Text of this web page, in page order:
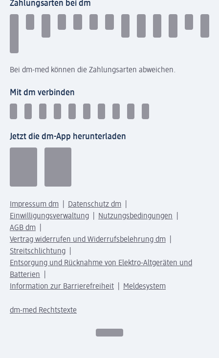
Zahlungsarten bei dm
Bei dm-med können die Zahlungsarten abweichen.
Mit dm verbinden
Jetzt die dm-App herunterladen
Impressum dm
Datenschutz dm
Einwilligungsverwaltung
Nutzungsbedingungen
AGB dm
Vertrag widerrufen und Widerrufsbelehrung dm
Streitschlichtung
Entsorgung und Rücknahme von Elektro-Altgeräten und
Batterien
Information zur Barrierefreiheit
Meldesystem
dm-med Rechtstexte